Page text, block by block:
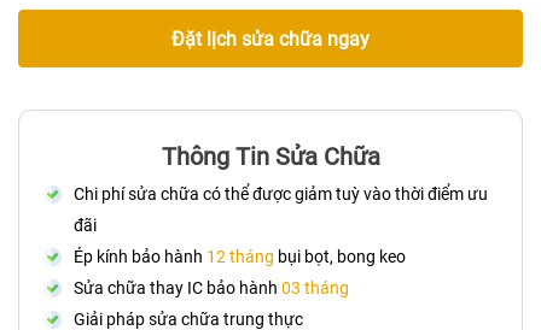
Đặt lịch sửa chữa ngay
Thông Tin Sửa Chữa
Chi phí sửa chữa có thể được giảm tuỳ vào thời điểm ưu
đãi
Ép kính bảo hành 12 tháng bụi bọt, bong keo
Sửa chữa thay IC bảo hành 03 tháng
Giải pháp sửa chữa trung thực